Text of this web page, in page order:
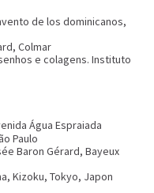
de los dominicanos,
Colmar
e colagens. Instituto
Água Espraiada
Paulo
Baron Gérard, Bayeux
Kizoku, Tokyo, Japon